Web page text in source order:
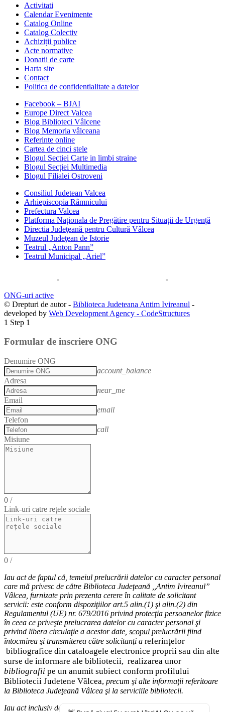
Activitati
Calendar Evenimente
Catalog Online
Catalog Colectiv
Achiziții publice
Acte normative
Donatii de carte
Harta site
Contact
Politica de confidentialitate a datelor
Facebook – BJAI
Europe Direct Valcea
Blog Biblioteci Vâlcene
Blog Memoria vâlceana
Referinte online
Cartea de cinci stele
Blogul Sectiei Carte in limbi straine
Blogul Secției Multimedia
Blogul Filialei Ostroveni
Consiliul Judetean Valcea
Arhiepiscopia Râmnicului
Prefectura Valcea
Platforma Naționala de Pregătire pentru Situații de Urgență
Directia Judeţeană pentru Cultură Vâlcea
Muzeul Judeţean de Istorie
Teatrul „Anton Pann”
Teatrul Municipal „Ariel”
ONG-uri active
© Drepturi de autor - Biblioteca Judeteana Antim Ivireanul -
developed by Web Development Agency - CodeStructures
1 Step 1
Formular de inscriere ONG
Denumire ONG
account_balance
Adresa
near_me
Email
email
Telefon
call
Misiune
0 /
Link-uri catre rețele sociale
0 /
Iau act de faptul că, temeiul prelucrării datelor cu caracter personal
care mă privesc de către Biblioteca Judeţeană ,,Antim Ivireanul”
Vâlcea, furnizate prin prezenta cerere în calitate de solicitant
servicii: este conform dispoziţiilor art.5 alin.(1) şi alin.(2) din
Regulamentul (UE) nr. 679/2016 privind protecţia persoanelor fizice
în ceea ce priveşte prelucrarea datelor cu caracter personal şi
privind libera circulaţie a acestor date scopul prelucrării fiind
întocmirea şi transmiterea către solicitanţi a referinţelor
bibliografice din cataloagele electronice proprii sau din alte
surse de informare ale bibliotecii, realizarea unor
bibliografii pe un anumit subiect conform profilului
Bibliotecii Judetene Vâlcea, precum şi alte informaţii referitoare
la Biblioteca Judeţeană Vâlcea şi la serviciile bibliotecii.
Iau act inclusiv de drepturile pe care le am (